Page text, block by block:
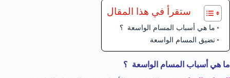
ستقرأ في هذا المقال
ما هي أسباب المسام الواسعة ؟
تضيق المسام الواسعة
ما هي أسباب المسام الواسعة ؟